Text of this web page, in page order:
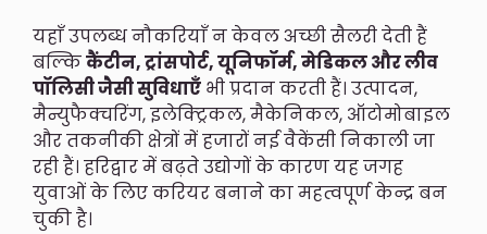
यहाँ उपलब्ध नौकरियाँ न केवल अच्छी सैलरी देती हैं
बल्किकैंटीन, ट्रांसपोर्ट, यूनिफॉर्म, मेडिकल और लीव
पॉलिसी जैसी सुविधाएँ भी प्रदान करती हैं। उत्पादन,
मैन्युफैक्चरिंग, इलेक्ट्रिकल, मैकेनिकल, ऑटोमोबाइल
और तकनीकी क्षेत्रों में हजारों नई वैकेंसी निकाली जा
रही हैं। हरिद्वार में बढ़ते उद्योगों के कारण यह जगह
युवाओं के लिए करियर बनाने का महत्वपूर्ण केन्द्र बन
चुकी है।